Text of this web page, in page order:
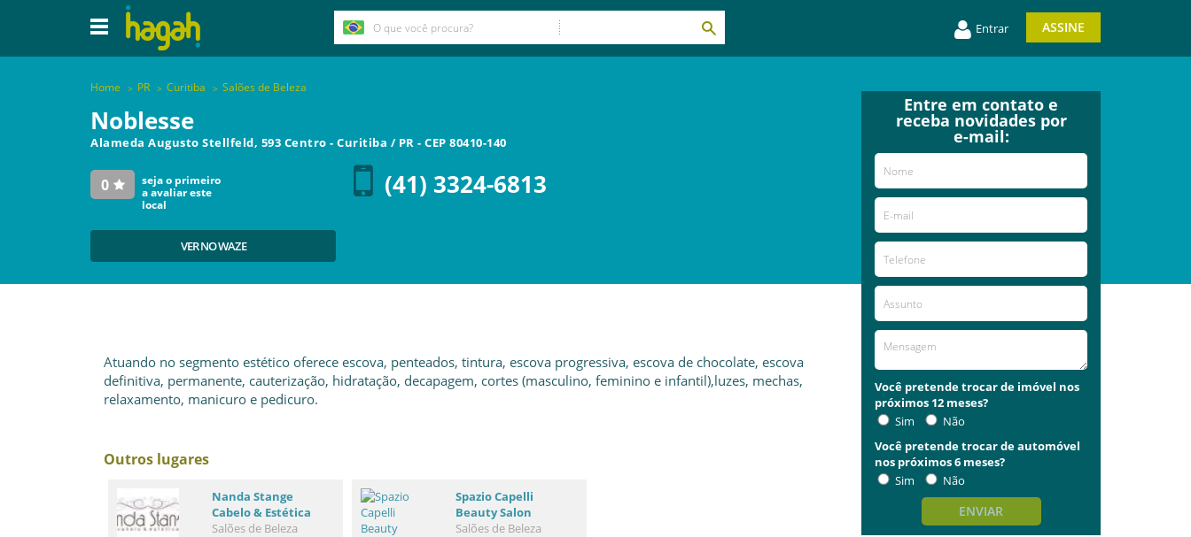
Entrar ASSINE
Home PR Curitiba Salões de Beleza
Noblesse
Alameda Augusto Stellfeld, 593 Centro - Curitiba / PR - CEP 80410-140
0
seja o primeiro
a avaliar este
local
(41) 3324-6813
VER NO WAZE
Atuando no segmento estético oferece escova, penteados, tintura, escova progressiva, escova de chocolate, escova
definitiva, permanente, cauterização, hidratação, decapagem, cortes (masculino, feminino e infantil),luzes, mechas,
relaxamento, manicuro e pedicuro.
Outros lugares
Nanda Stange
Cabelo & Estética
Salões de Beleza
Spazio Capelli
Beauty Salon
Salões de Beleza
Entre em contato e
receba novidades por
e-mail:
Você pretende trocar de imóvel nos
próximos 12 meses?
Sim
Não
Você pretende trocar de automóvel
nos próximos 6 meses?
Sim
Não
ENVIAR